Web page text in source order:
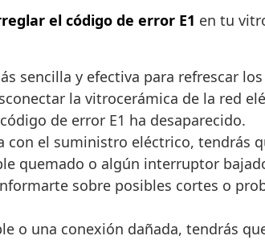
el código de error E1 en tu
sencilla y efectiva para refrescar
la vitrocerámica de la red
de error E1 ha desaparecido.
con el suministro eléctrico, tendrás
quemado o algún interruptor
sobre posibles cortes o
o una conexión dañada, tendrás